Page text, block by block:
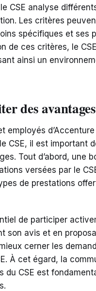
CSE analyse
Les critères
spécifiques et ses
de ces critères, le
ainsi un
des
employés
CSE, il est important
Tout d’abord, une
versées par le
de prestations
de participer
son avis et en
cerner les
À cet égard, la
du CSE est